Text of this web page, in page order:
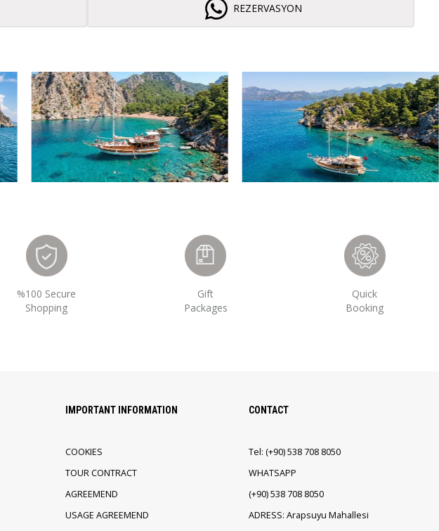
REZERVASYON
%100 Secure
Shopping
Gift
Packages
Quick
Booking
IMPORTANT INFORMATION
COOKIES
TOUR CONTRACT
AGREEMEND
USAGE AGREEMEND
CONTACT
Tel:(+90)538 708 8050
WHATSAPP
(+90)538 708 8050
ADRESS: Arapsuyu Mahallesi